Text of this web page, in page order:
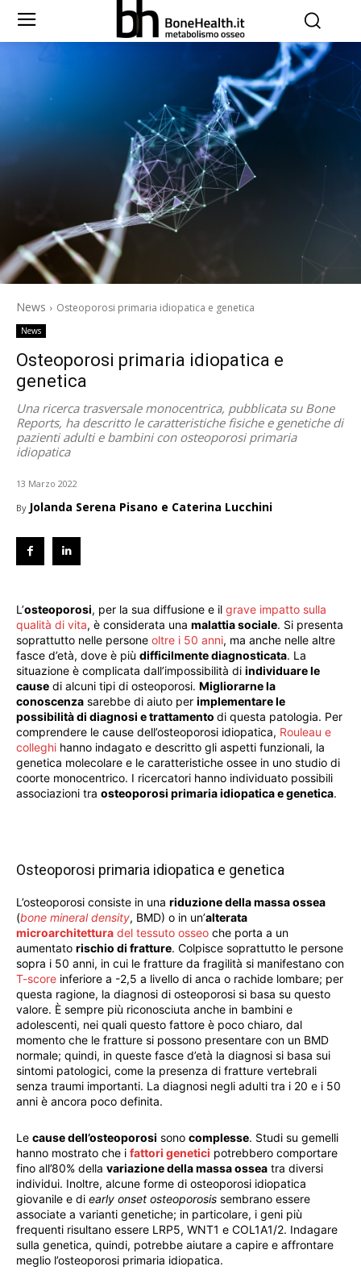
News Osteoporosi primaria idiopatica e genetica
News
Osteoporosi primaria idiopatica e
genetica
Una ricerca trasversale monocentrica, pubblicata su Bone
Reports, ha descritto le caratteristiche fisiche e genetiche di
pazienti adulti e bambini con osteoporosi primaria
idiopatica
13 Marzo 2022
By Jolanda Serena Pisano e Caterina Lucchini
L’osteoporosi, per la sua diffusione e il grave impatto sulla
qualità di vita, è considerata una malattia sociale. Si presenta
soprattutto nelle persone oltre i 50 anni, ma anche nelle altre
fasce d’età, dove è più difficilmente diagnosticata. La
situazione è complicata dall’impossibilità di individuare le
cause di alcuni tipi di osteoporosi. Migliorarne la
conoscenza sarebbe di aiuto per implementare le
possibilità di diagnosi e trattamento di questa patologia. Per
comprendere le cause dell’osteoporosi idiopatica, Rouleau e
colleghi hanno indagato e descritto gli aspetti funzionali, la
genetica molecolare e le caratteristiche ossee in uno studio di
coorte monocentrico. I ricercatori hanno individuato possibili
associazioni tra osteoporosi primaria idiopatica e genetica.
Osteoporosi primaria idiopatica e genetica
L’osteoporosi consiste in una riduzione della massa ossea
(bone mineral density, BMD) o in un’alterata
microarchitettura del tessuto osseo che porta a un
aumentato rischio di fratture. Colpisce soprattutto le persone
sopra i 50 anni, in cui le fratture da fragilità si manifestano con
T-score inferiore a -2,5 a livello di anca o rachide lombare; per
questa ragione, la diagnosi di osteoporosi si basa su questo
valore. È sempre più riconosciuta anche in bambini e
adolescenti, nei quali questo fattore è poco chiaro, dal
momento che le fratture si possono presentare con un BMD
normale; quindi, in queste fasce d’età la diagnosi si basa sui
sintomi patologici, come la presenza di fratture vertebrali
senza traumi importanti. La diagnosi negli adulti tra i 20 e i 50
anni è ancora poco definita.
Le cause dell’osteoporosi sono complesse. Studi su gemelli
hanno mostrato che i fattori genetici potrebbero comportare
fino all’80% della variazione della massa ossea tra diversi
individui. Inoltre, alcune forme di osteoporosi idiopatica
giovanile e di early onset osteoporosis sembrano essere
associate a varianti genetiche; in particolare, i geni più
frequenti risultano essere LRP5, WNT1 e COL1A1/2. Indagare
sulla genetica, quindi, potrebbe aiutare a capire e affrontare
meglio l’osteoporosi primaria idiopatica.